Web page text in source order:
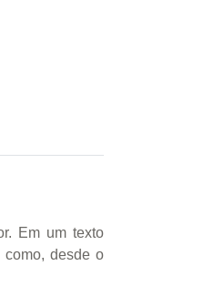
Em um texto
como, desde o